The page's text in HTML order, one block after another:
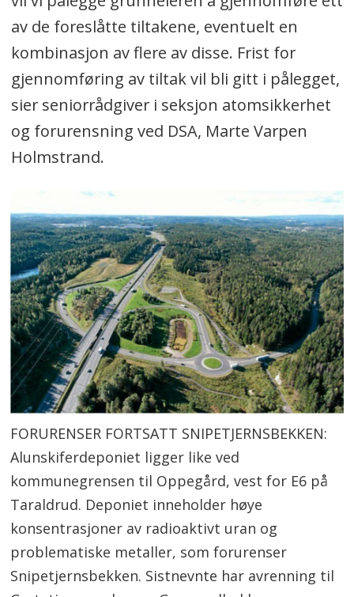
av de foreslåtte tiltakene, eventuelt en
kombinasjon av flere av disse. Frist for
gjennomføring av tiltak vil bli gitt i pålegget,
sier seniorrådgiver i seksjon atomsikkerhet
og forurensning ved DSA, Marte Varpen
Holmstrand.
FORURENSER FORTSATT SNIPETJERNSBEKKEN:
Alunskiferdeponiet ligger like ved
kommunegrensen til Oppegård, vest for E6 på
Taraldrud. Deponiet inneholder høye
konsentrasjoner av radioaktivt uran og
problematiske metaller, som forurenser
Snipetjernsbekken. Sistnevnte har avrenning til